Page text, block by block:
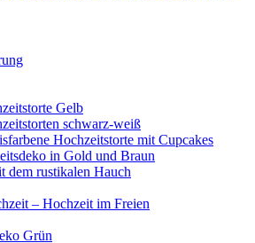
Gelb
schwarz-weiß
Hochzeitstorte mit Cupcakes
in Gold und Braun
dem rustikalen Hauch
– Hochzeit im Freien
Grün